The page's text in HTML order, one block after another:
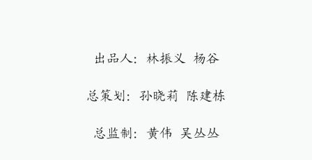
出品人：林振义 杨谷
总策划：孙晓莉 陈建栋
总监制：黄伟 吴丛丛